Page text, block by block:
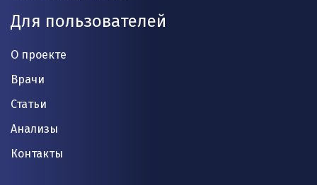
Для пользователей
О проекте
Врачи
Статьи
Анализы
Контакты